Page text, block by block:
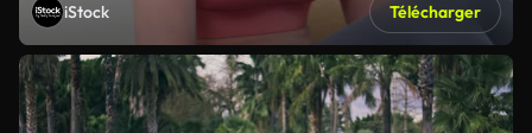
iStock Télécharger